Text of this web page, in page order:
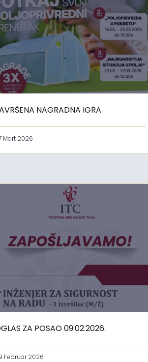
NAGRADNA IGRA
Mart 2026
ZA POSAO 09.02.2026.
Februar 2026